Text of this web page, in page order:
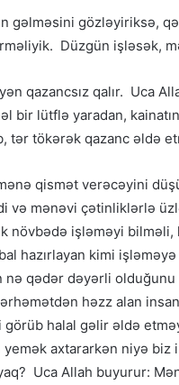
gəlməsini gözləyiriksə,
Düzgün işləsək,
qazancsız qalır. Uca
bir lütflə yaradan,
tər tökərək qazanc əldə
qismət verəcəyini
və mənəvi çətinliklərlə
növbədə işləməyi
hazırlayan kimi
qədər dəyərli
həzz alan
görüb halal gəlir əldə
axtararkən niyə biz
Uca Allah buyurur: